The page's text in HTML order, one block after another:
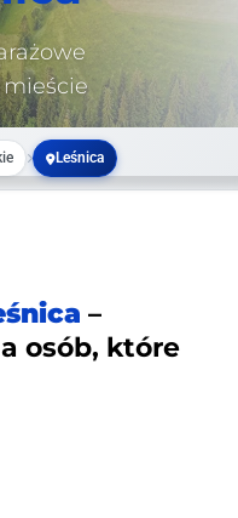
Leśnica
–
osób, które